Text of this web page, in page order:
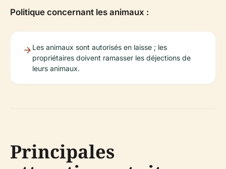
Politique concernant les animaux :
Les animaux sont autorisés en laisse ; les
propriétaires doivent ramasser les déjections de
leurs animaux.
Principales